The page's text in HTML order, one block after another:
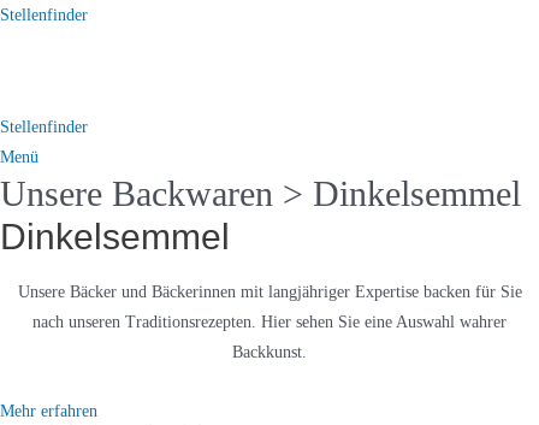
Skip
Stellenfinder
Stellenfinder
Menü
Unsere Backwaren > Dinkelsemmel
Dinkelsemmel
Unsere Bäcker und Bäckerinnen mit langjähriger Expertise backen für Sie
nach unseren Traditionsrezepten. Hier sehen Sie eine Auswahl wahrer
Backkunst.
Mehr erfahren